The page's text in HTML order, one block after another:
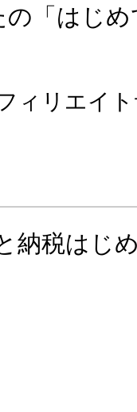
「はじ
ィリエイ
納税はじ